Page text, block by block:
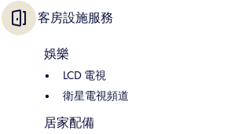
客房設施服務
娛樂
LCD 電視
衛星電視頻道
居家配備